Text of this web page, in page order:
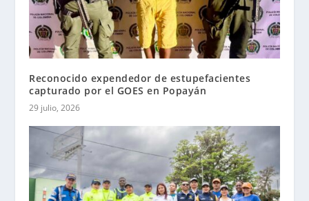
Reconocido expendedor de estupefacientes
capturado por el GOES en Popayán
29 julio, 2026